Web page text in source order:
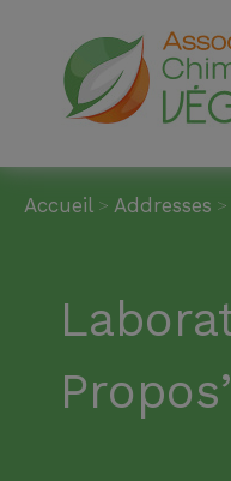
Accueil > Addresses >